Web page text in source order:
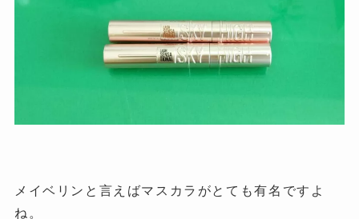
メイベリンと言えばマスカラがとても有名ですよ
ね。